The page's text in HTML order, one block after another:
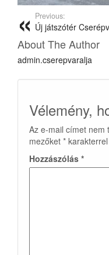
Previous:
Új játszótér
About The Author
admin.cserepvaralja
Vélemény,
Az e-mail címet nem
mezőket *
Hozzászólás *